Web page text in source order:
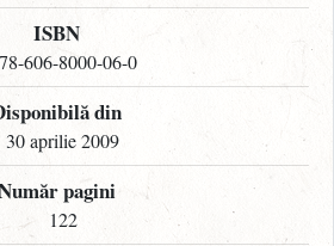
ISBN
606-8000-06-0
din
30 aprilie 2009
pagini
122